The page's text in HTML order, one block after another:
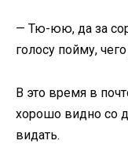
— Тю-юю, да за
голосу пойму,
В это время в
хорошо видно со
видать.